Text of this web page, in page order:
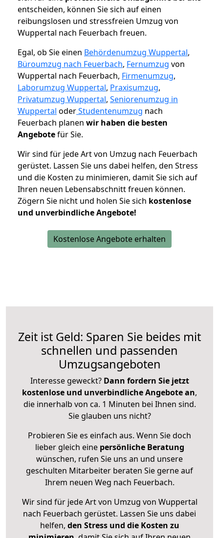
entscheiden, können Sie sich auf einen
reibungslosen und stressfreien Umzug von
Wuppertal nach Feuerbach freuen.
Egal, ob Sie einen Behördenumzug Wuppertal,
Büroumzug nach Feuerbach, Fernumzug von
Wuppertal nach Feuerbach, Firmenumzug,
Laborumzug Wuppertal, Praxisumzug,
Privatumzug Wuppertal, Seniorenumzug in
Wuppertal oderStudentenumzug nach
Feuerbach planen wir haben die besten
Angebotefür Sie.
Wir sind für jede Art von Umzug nach Feuerbach
gerüstet. Lassen Sie uns dabei helfen, den Stress
und die Kosten zu minimieren, damit Sie sich auf
Ihren neuen Lebensabschnitt freuen können.
Zögern Sie nicht und holen Sie sich kostenlose
und unverbindliche Angebote!
Kostenlose Angebote erhalten
Zeit ist Geld: Sparen Sie beides mit
schnellen und passenden
Umzugsangeboten
Interesse geweckt? Dann fordern Sie jetzt
kostenlose und unverbindliche Angebote an,
die innerhalb von ca. 1 Minuten bei Ihnen sind.
Sie glauben uns nicht?
Probieren Sie es einfach aus. Wenn Sie doch
lieber gleich eine persönliche Beratung
wünschen, rufen Sie uns an und unsere
geschulten Mitarbeiter beraten Sie gerne auf
Ihrem neuen Weg nach Feuerbach.
Wir sind für jede Art von Umzug von Wuppertal
nach Feuerbach gerüstet. Lassen Sie uns dabei
helfen, den Stress und die Kosten zu